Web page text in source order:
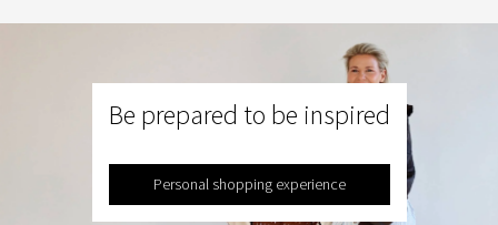
Be prepared to be inspired
Personal shopping experience